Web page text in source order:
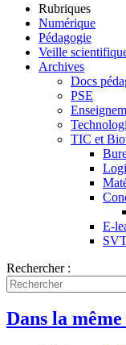
Rubriques
Numérique
Pédagogie
Veille
Archives
Docs
PSE
TIC et
E-
Rechercher :
Dans la